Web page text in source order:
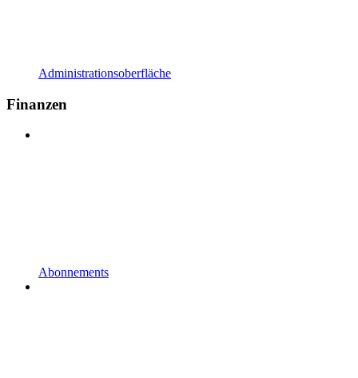
Administrationsoberfläche
Finanzen
Abonnements